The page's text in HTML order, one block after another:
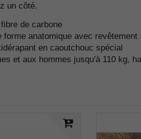
un côté.
de carbone
forme anatomique avec revêtement
en caoutchouc spécial
et aux hommes jusqu'à 110 kg,